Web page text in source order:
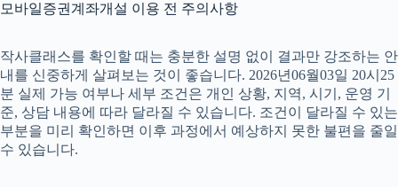
모바일증권계좌개설 이용 전 주의사항
작사클래스를 확인할 때는 충분한 설명 없이 결과만 강조하는 안
내를 신중하게 살펴보는 것이 좋습니다. 2026년06월03일 20시25
분 실제 가능 여부나 세부 조건은 개인 상황, 지역, 시기, 운영 기
준, 상담 내용에 따라 달라질 수 있습니다. 조건이 달라질 수 있는
부분을 미리 확인하면 이후 과정에서 예상하지 못한 불편을 줄일
수 있습니다.